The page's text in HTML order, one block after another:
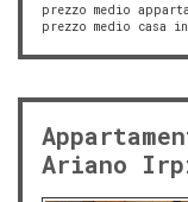
prezzo medio
prezzo medio casa
Ariano